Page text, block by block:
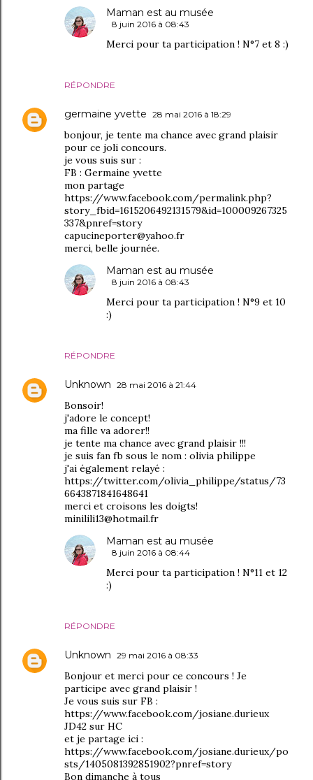
RÉPONDRE
Maman est au musée
8 juin 2016 à 08:43
Merci pour ta participation ! N°7 et 8 :)
germaine yvette 28 mai 2016 à 18:29
bonjour, je tente ma chance avec grand plaisir
pour ce joli concours.
je vous suis sur :
FB : Germaine yvette
mon partage
https://www.facebook.com/permalink.php?
story_fbid=1615206492131579&id=100009267325
337&pnref=story
capucineporter@yahoo.fr
merci, belle journée.
RÉPONDRE
Maman est au musée
8 juin 2016 à 08:43
Merci pour ta participation ! N°9 et 10
:)
Unknown 28 mai 2016 à 21:44
Bonsoir!
j'adore le concept!
ma fille va adorer!!
je tente ma chance avec grand plaisir !!!
je suis fan fb sous le nom : olivia philippe
j'ai également relayé :
https://twitter.com/olivia_philippe/status/73
6643871841648641
merci et croisons les doigts!
minilili13@hotmail.fr
RÉPONDRE
Maman est au musée
8 juin 2016 à 08:44
Merci pour ta participation ! N°11 et 12
:)
Unknown 29 mai 2016 à 08:33
Bonjour et merci pour ce concours ! Je
participe avec grand plaisir !
Je vous suis sur FB :
https://www.facebook.com/josiane.durieux
JD42 sur HC
et je partage ici :
https://www.facebook.com/josiane.durieux/po
sts/1405081392851902?pnref=story
Bon dimanche à tous